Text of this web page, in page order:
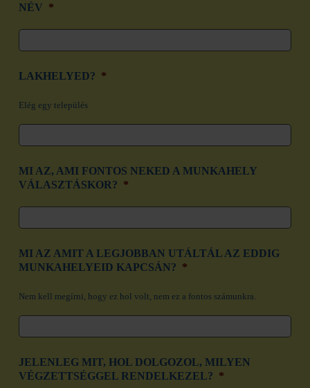
NÉV *
LAKHELYED? *
Elég egy település
MI AZ, AMI FONTOS NEKED A MUNKAHELY
VÁLASZTÁSKOR? *
MI AZ AMIT A LEGJOBBAN UTÁLTÁL AZ EDDIG
MUNKAHELYEID KAPCSÁN? *
Nem kell megírni, hogy ez hol volt, nem ez a fontos számunkra.
JELENLEG MIT, HOL DOLGOZOL, MILYEN
VÉGZETTSÉGGEL RENDELKEZEL? *